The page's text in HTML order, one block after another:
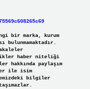
bir marka, kurum
haber niteliği
hakkında paylaşım
ile isim
bilgiler